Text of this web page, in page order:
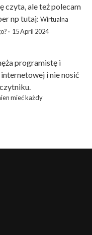
czyta, ale też polecam
np tutaj: Wirtualna
· 15 April 2024
programistę i
i nie nosić
mieć każdy